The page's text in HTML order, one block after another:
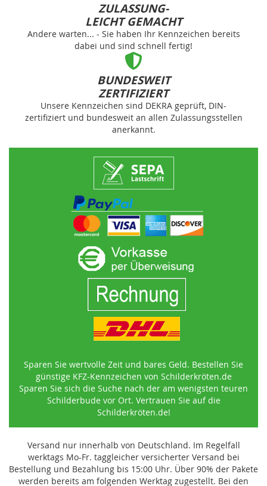
ZULASSUNG-
LEICHT GEMACHT
Andere warten... - Sie haben Ihr Kennzeichen bereits
dabei und sind schnell fertig!
BUNDESWEIT
ZERTIFIZIERT
Unsere Kennzeichen sind DEKRA geprüft, DIN-
zertifiziert und bundesweit an allen Zulassungsstellen
anerkannt.
Sparen Sie wertvolle Zeit und bares Geld. Bestellen Sie
günstige KFZ-Kennzeichen von Schilderkröten.de
Sparen Sie sich die Suche nach der am wenigsten teuren
Schilderbude vor Ort. Vertrauen Sie auf die
Schilderkröten.de!
Versand nur innerhalb von Deutschland. Im Regelfall
werktags Mo-Fr. taggleicher versicherter Versand bei
Bestellung und Bezahlung bis 15:00 Uhr. Über 90% der Pakete
werden bereits am folgenden Werktag zugestellt. Bei den